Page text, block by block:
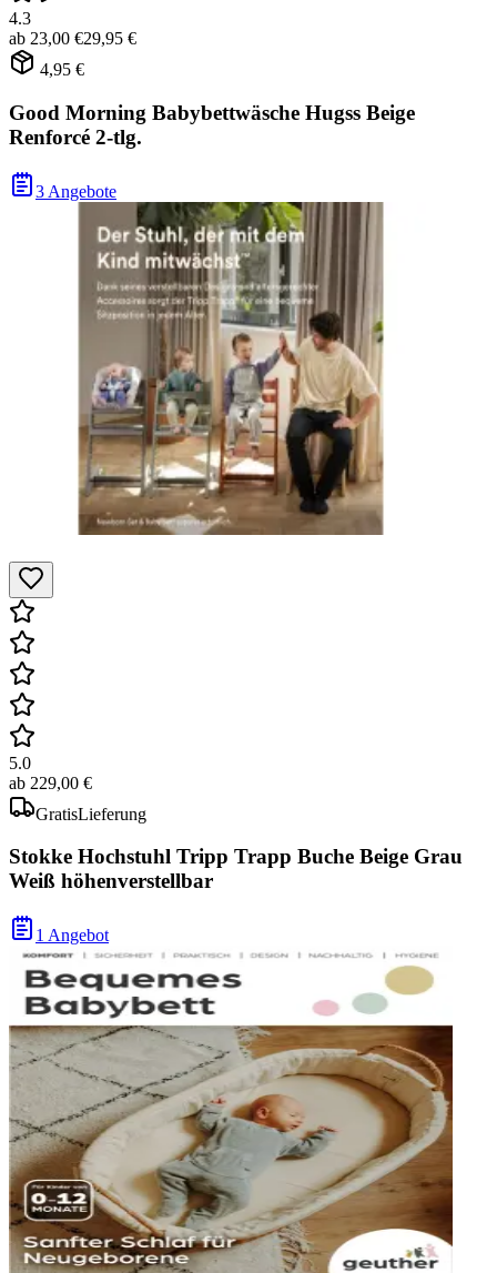
4.3
ab 23,00 €29,95 €
4,95 €
Good Morning Babybettwäsche Hugss Beige
Renforcé 2-tlg.
3 Angebote
5.0
ab 229,00 €
GratisLieferung
Stokke Hochstuhl Tripp Trapp Buche Beige Grau
Weiß höhenverstellbar
1 Angebot